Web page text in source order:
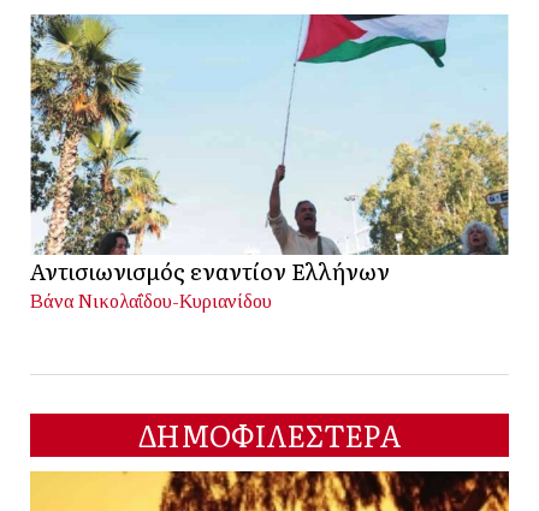
Αντισιωνισμός εναντίον Ελλήνων
Βάνα Νικολαΐδου-Κυριανίδου
ΔΗΜΟΦΙΛΕΣΤΕΡΑ